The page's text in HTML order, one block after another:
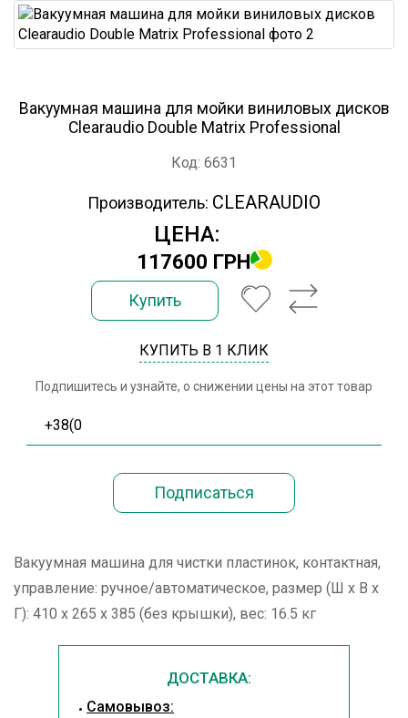
Вакуумная машина для мойки виниловых дисков
Clearaudio Double Matrix Professional
Код: 6631
Производитель: CLEARAUDIO
ЦЕНА:
117600 ГРН
Купить
КУПИТЬ В 1 КЛИК
Подпишитесь и узнайте, о снижении цены на этот товар
Вакуумная машина для чистки пластинок, контактная,
управление: ручное/автоматическое, размер (Ш х В х
Г): 410 х 265 х 385 (без крышки), вес: 16.5 кг
ДОСТАВКА:
Cамовывоз: